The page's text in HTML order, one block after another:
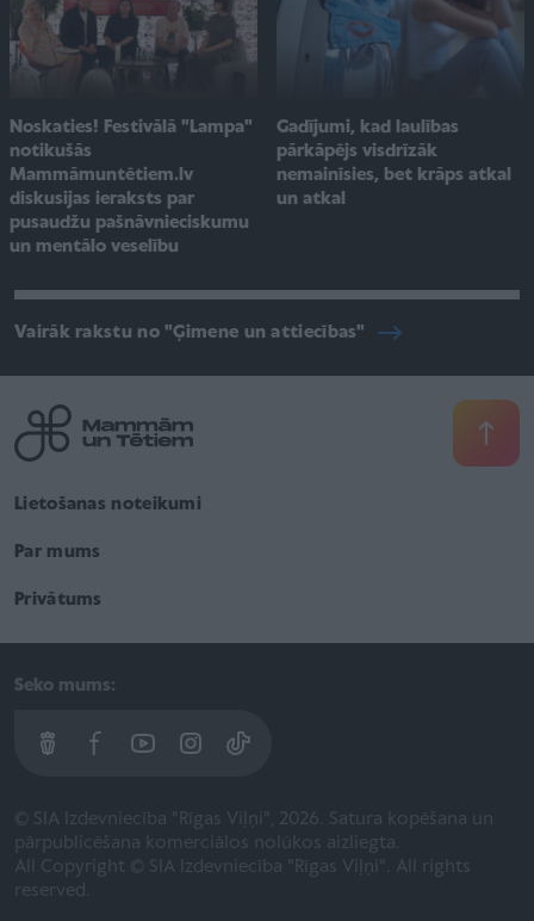
Noskaties! Festivālā "Lampa"
notikušās
Mammāmuntētiem.lv
diskusijas ieraksts par
pusaudžu pašnāvnieciskumu
un mentālo veselību
Gadījumi, kad laulības
pārkāpējs visdrīzāk
nemainīsies, bet krāps atkal
un atkal
Vairāk rakstu no "Ģimene un attiecības"
Lietošanas noteikumi
Par mums
Privātums
Seko mums:
© SIA Izdevniecība "Rīgas Viļņi", 2026. Satura kopēšana un
pārpublicēšana komerciālos nolūkos aizliegta.
All Copyright © SIA Izdevniecība "Rīgas Viļņi". All rights
reserved.